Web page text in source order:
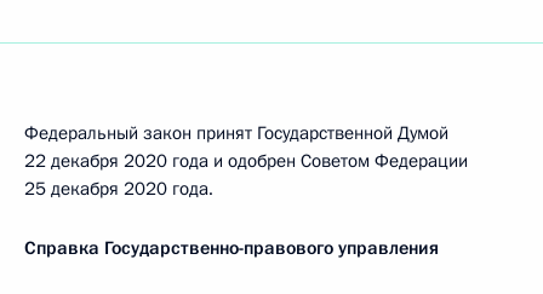
Федеральный закон принят Государственной Думой
22 декабря 2020 года и одобрен Советом Федерации
25 декабря 2020 года.
Справка Государственно-правового управления